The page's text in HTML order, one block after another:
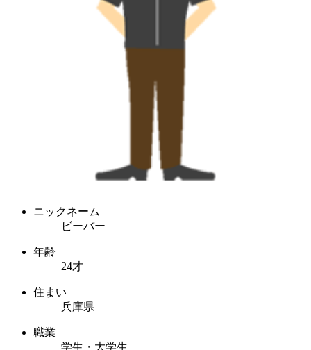
ニックネーム
ビーバー
年齢
24才
住まい
兵庫県
職業
学生・大学生